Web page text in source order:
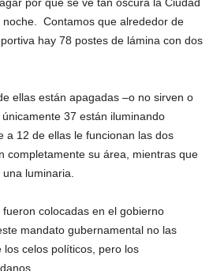
Contamos que alrededor de
hay 78 postes de lámina con dos
ellas están apagadas –o no sirven o
37 están iluminando
a 12 de ellas le funcionan las dos
completamente su área, mientras que
luminaria.
colocadas en el gobierno
mandato gubernamental no las
celos políticos, pero los